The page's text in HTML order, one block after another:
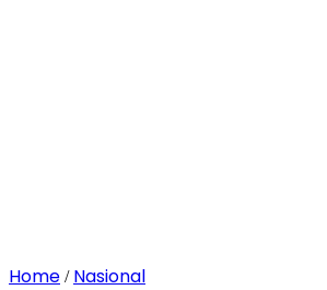
Home / Nasional